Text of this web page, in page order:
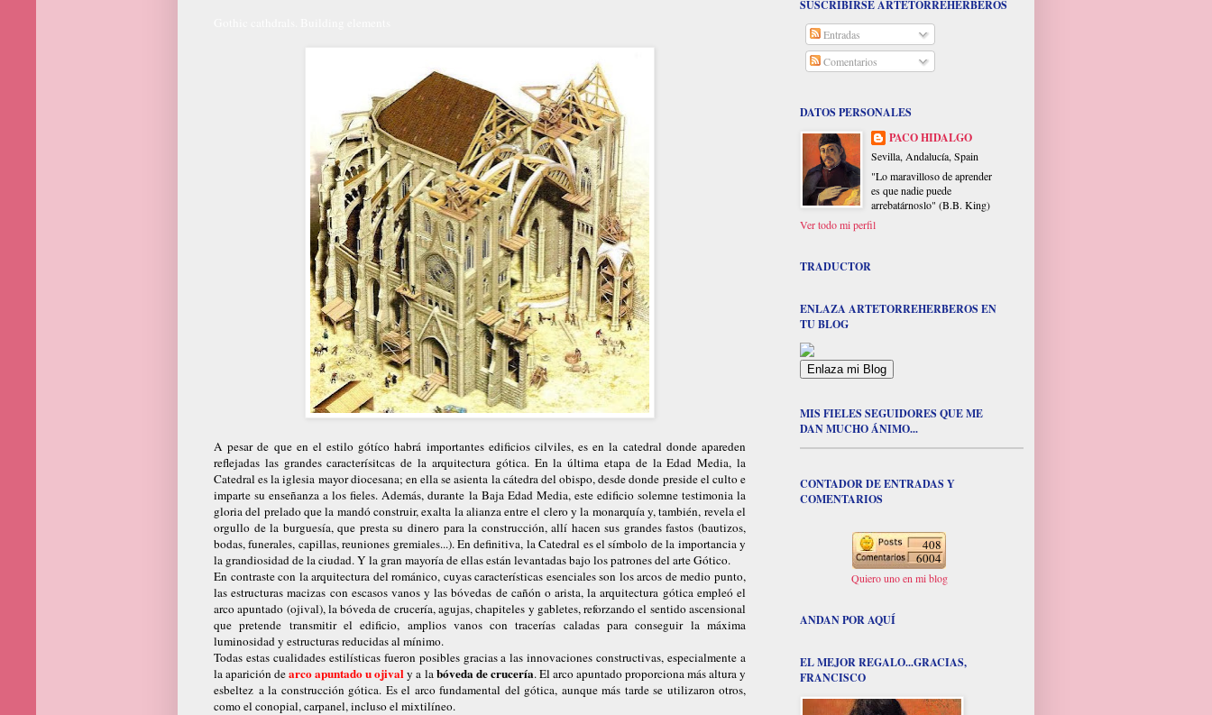
A pesar de que en el estilo gótíco habrá importantes edificios cilviles, es en la catedral donde apareden
reflejadas las grandes caracterísitcas de la arquitectura gótica. En la última etapa de la Edad Media, la
Catedral es la iglesia mayor diocesana; en ella se asienta la cátedra del obispo, desde donde preside el culto e
imparte su enseñanza a los fieles. Además, durante la Baja Edad Media, este edificio solemne testimonia la
gloria del prelado que la mandó construir, exalta la alianza entre el clero y la monarquía y, también, revela el
orgullo de la burguesía, que presta su dinero para la construcción, allí hacen sus grandes fastos (bautizos,
bodas, funerales, capillas, reuniones gremiales...). En definitiva, la Catedral es el símbolo de la importancia y
la grandiosidad de la ciudad. Y la gran mayoría de ellas están levantadas bajo los patrones del arte Gótico.
En contraste con la arquitectura del románico, cuyas características esenciales son los arcos de medio punto,
las estructuras macizas con escasos vanos y las bóvedas de cañón o arista, la arquitectura gótica empleó el
arco apuntado (ojival), la bóveda de crucería, agujas, chapiteles y gabletes, reforzando el sentido ascensional
que pretende transmitir el edificio, amplios vanos con tracerías caladas para conseguir la máxima
luminosidad y estructuras reducidas al mínimo.
Todas estas cualidades estilísticas fueron posibles gracias a las innovaciones constructivas, especialmente a
la aparición dearco apuntado u ojivaly a labóveda de crucería. El arco apuntado proporciona más altura y
esbeltez a la construcción gótica. Es el arco fundamental del gótica, aunque más tarde se utilizaron otros,
como el conopial, carpanel, incluso el mixtilíneo.
SUSCRIBIRSE ARTETORREHERBEROS
Entradas
Comentarios
DATOS PERSONALES
PACO HIDALGO
Sevilla, Andalucía, Spain
"Lo maravilloso de aprender
es que nadie puede
arrebatárnoslo" (B.B. King)
Ver todo mi perfil
TRADUCTOR
ENLAZA ARTETORREHERBEROS EN
TU BLOG
MIS FIELES SEGUIDORES QUE ME
DAN MUCHO ÁNIMO...
CONTADOR DE ENTRADAS Y
COMENTARIOS
408
6004
Quiero uno en mi blog
ANDAN POR AQUÍ
EL MEJOR REGALO...GRACIAS,
FRANCISCO